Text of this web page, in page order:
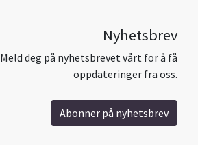
Nyhetsbrev
Meld deg på nyhetsbrevet vårt for å få
oppdateringer fra oss.
Abonner på nyhetsbrev